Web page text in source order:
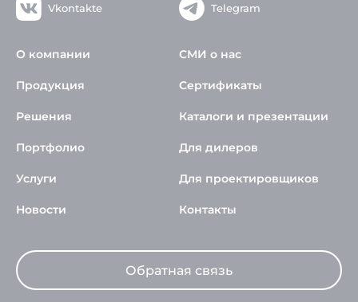
Vkontakte Telegram
О компании
Продукция
Решения
Портфолио
Услуги
Новости
СМИ о нас
Сертификаты
Каталоги и презентации
Для дилеров
Для проектировщиков
Контакты
Обратная связь